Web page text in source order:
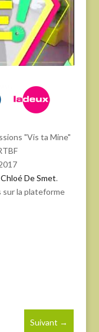
"Vis ta Mine"
Chloé De Smet.
sur la plateforme
Suivant →